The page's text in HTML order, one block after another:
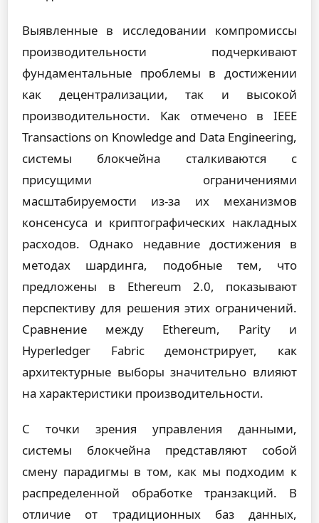
Выявленные в исследовании компромиссы
производительности подчеркивают
фундаментальные проблемы в достижении
как децентрализации, так и высокой
производительности. Как отмечено в IEEE
Transactions on Knowledge and Data Engineering,
системы блокчейна сталкиваются с
присущими ограничениями
масштабируемости из-за их механизмов
консенсуса и криптографических накладных
расходов. Однако недавние достижения в
методах шардинга, подобные тем, что
предложены в Ethereum 2.0, показывают
перспективу для решения этих ограничений.
Сравнение между Ethereum, Parity и
Hyperledger Fabric демонстрирует, как
архитектурные выборы значительно влияют
на характеристики производительности.
С точки зрения управления данными,
системы блокчейна представляют собой
смену парадигмы в том, как мы подходим к
распределенной обработке транзакций. В
отличие от традиционных баз данных,